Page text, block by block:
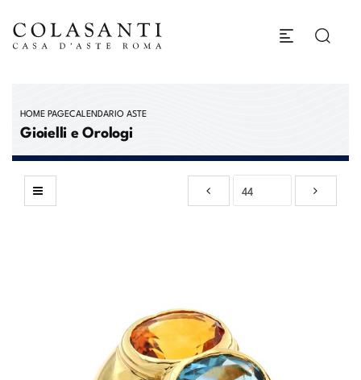
HOME PAGECALENDARIO ASTE
Gioielli e Orologi